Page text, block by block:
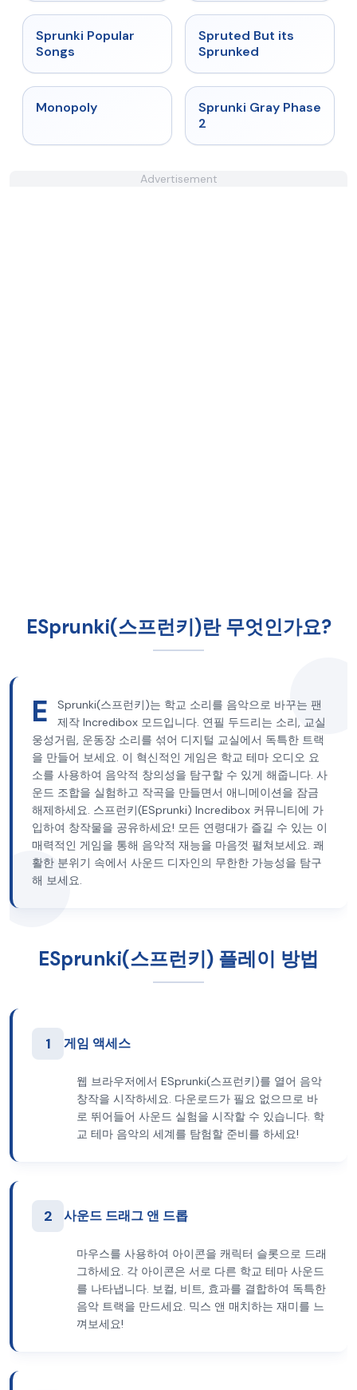
★
Sprunki Popular
Songs
★
Spruted But its
Sprunked
Monopoly ★ 4.4
Sprunki Gray Phase
2
Advertisement
ESprunki(스프런키)란 무엇인가요?
E
Sprunki(스프런키)는 학교 소리를 음악으로 바꾸는 팬
제작 Incredibox 모드입니다. 연필 두드리는 소리, 교실
웅성거림, 운동장 소리를 섞어 디지털 교실에서 독특한 트랙
을 만들어 보세요. 이 혁신적인 게임은 학교 테마 오디오 요
소를 사용하여 음악적 창의성을 탐구할 수 있게 해줍니다. 사
운드 조합을 실험하고 작곡을 만들면서 애니메이션을 잠금
해제하세요. 스프런키(ESprunki) Incredibox 커뮤니티에 가
입하여 창작물을 공유하세요! 모든 연령대가 즐길 수 있는 이
매력적인 게임을 통해 음악적 재능을 마음껏 펼쳐보세요. 쾌
활한 분위기 속에서 사운드 디자인의 무한한 가능성을 탐구
해 보세요.
ESprunki(스프런키) 플레이 방법
1 게임 액세스
웹 브라우저에서 ESprunki(스프런키)를 열어 음악
창작을 시작하세요. 다운로드가 필요 없으므로 바
로 뛰어들어 사운드 실험을 시작할 수 있습니다. 학
교 테마 음악의 세계를 탐험할 준비를 하세요!
2 사운드 드래그 앤 드롭
마우스를 사용하여 아이콘을 캐릭터 슬롯으로 드래
그하세요. 각 아이콘은 서로 다른 학교 테마 사운드
를 나타냅니다. 보컬, 비트, 효과를 결합하여 독특한
음악 트랙을 만드세요. 믹스 앤 매치하는 재미를 느
껴보세요!